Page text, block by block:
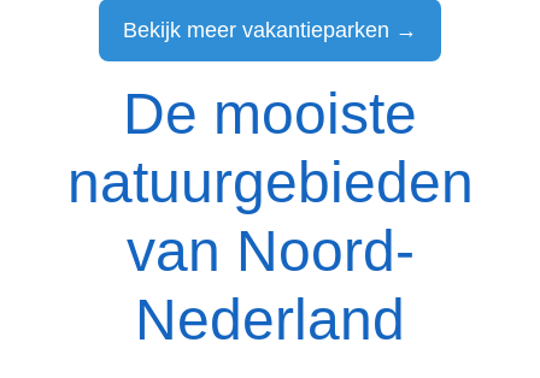
Bekijk meer vakantieparken →
De mooiste
natuurgebieden
van Noord-
Nederland